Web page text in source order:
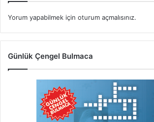
Yorum yapabilmek için oturum açmalısınız.
Günlük Çengel Bulmaca